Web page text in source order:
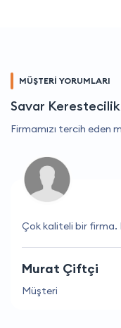
MÜŞTERİ YORUMLARI
Savar Kerestecilik
Firmamızı tercih eden
Çok kaliteli bir firma.
Murat Çiftçi
Müşteri